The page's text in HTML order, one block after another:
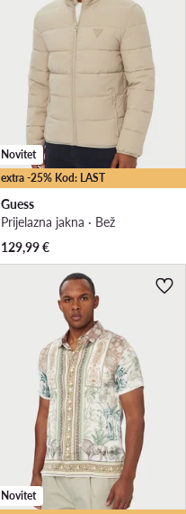
extra -25% Kod: LAST
Novitet
Guess
Prijelazna jakna · Bež
129,99€
Novitet